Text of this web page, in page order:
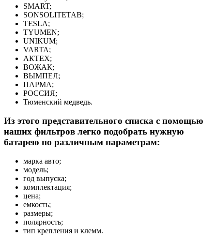
SMART;
SONSOLITETAB;
TESLA;
TYUMEN;
UNIKUM;
VARTA;
АКТЕХ;
ВОЖАК;
ВЫМПЕЛ;
ПАРМА;
РОССИЯ;
Тюменский медведь.
Из этого представительного списка с помощью
наших фильтров легко подобрать нужную
батарею по различным параметрам:
марка авто;
модель;
год выпуска;
комплектация;
цена;
емкость;
размеры;
полярность;
тип крепления и клемм.